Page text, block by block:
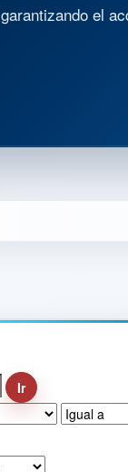
el